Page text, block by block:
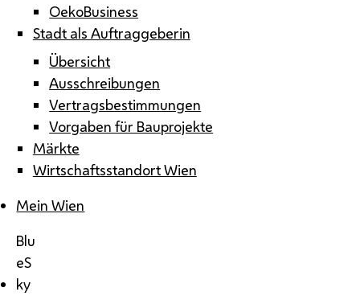
OekoBusiness
Stadt als Auftraggeberin
Übersicht
Ausschreibungen
Vertragsbestimmungen
Vorgaben für Bauprojekte
Märkte
Wirtschaftsstandort Wien
Mein Wien
Blu
eS
ky